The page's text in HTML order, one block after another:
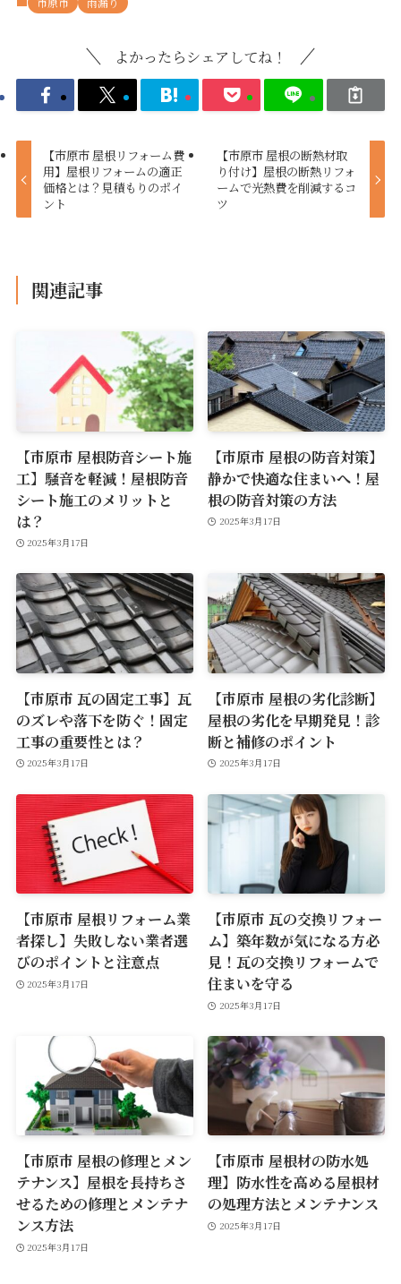
よかったらシェアしてね！
【市原市 屋根リフォーム費
用】屋根リフォームの適正
価格とは？見積もりのポイ
ント
【市原市 屋根の断熱材取
り付け】屋根の断熱リフォ
ームで光熱費を削減するコ
ツ
関連記事
【市原市 屋根防音シート施
工】騒音を軽減！屋根防音
シート施工のメリットと
は？
2025年3月17日
【市原市 屋根の防音対策】
静かで快適な住まいへ！屋
根の防音対策の方法
2025年3月17日
【市原市 瓦の固定工事】瓦
のズレや落下を防ぐ！固定
工事の重要性とは？
2025年3月17日
【市原市 屋根の劣化診断】
屋根の劣化を早期発見！診
断と補修のポイント
2025年3月17日
【市原市 屋根リフォーム業
者探し】失敗しない業者選
びのポイントと注意点
2025年3月17日
【市原市 瓦の交換リフォー
ム】築年数が気になる方必
見！瓦の交換リフォームで
住まいを守る
2025年3月17日
【市原市 屋根の修理とメン
テナンス】屋根を長持ちさ
せるための修理とメンテナ
ンス方法
2025年3月17日
【市原市 屋根材の防水処
理】防水性を高める屋根材
の処理方法とメンテナンス
2025年3月17日